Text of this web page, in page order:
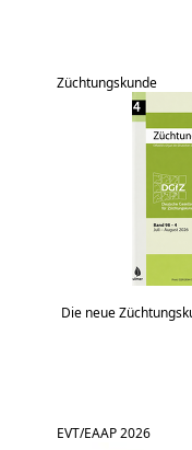
Züchtungskunde
Die neue
EVT/EAAP 2026